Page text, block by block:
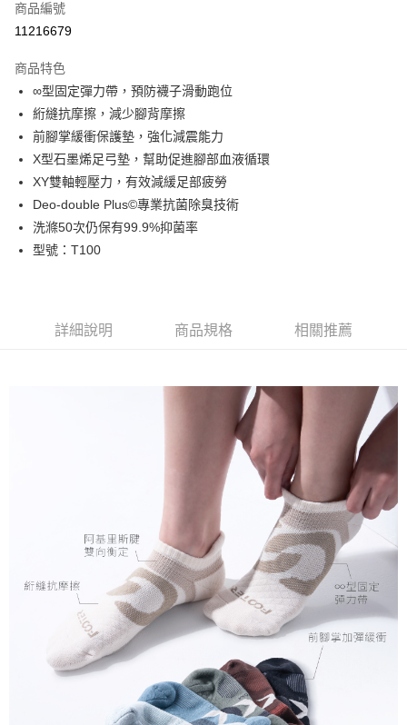
超商取貨付款
Apple Pay
ATM付款
運送方式
每筆NT$100，滿NT$888(含以上)免運費
付款後全家取貨
每筆NT$100，滿NT$888(含以上)免運費
每筆NT$100，滿NT$888(含以上)免運費
每筆NT$150，滿NT$888(含以上)免運費
查看運費
商品編號
11216679
商品特色
∞型固定彈力帶，預防襪子滑動跑位
絎縫抗摩擦，減少腳背摩擦
前腳掌緩衝保護墊，強化減震能力
X型石墨烯足弓墊，幫助促進腳部血液循環
XY雙軸輕壓力，有效減緩足部疲勞
Deo-double Plus©專業抗菌除臭技術
洗滌50次仍保有99.9%抑菌率
型號：T100
詳細說明 商品規格 相關推薦